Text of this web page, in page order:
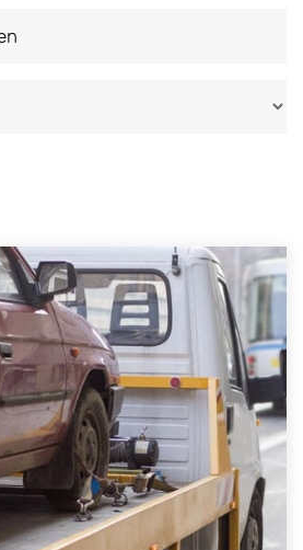
een vergoeding voor uw oude of
sloperij in een andere plaats of
om direct uw sloopauto te
halen door de Sloopauto
Wij kunnen uw
in Driel. Neem telefonisch
terugbelafspraak. Wilt u
auto onderdelen offerte
de Onderdelenlijn! Vul uw
verzenden.
de inkoop van auto's van
Alfa Romeo, Audi, BMW,